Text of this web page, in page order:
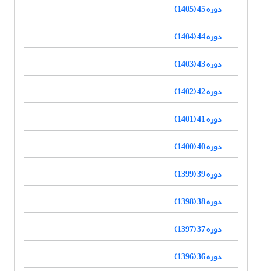
دوره 45 (1405)
دوره 44 (1404)
دوره 43 (1403)
دوره 42 (1402)
دوره 41 (1401)
دوره 40 (1400)
دوره 39 (1399)
دوره 38 (1398)
دوره 37 (1397)
دوره 36 (1396)